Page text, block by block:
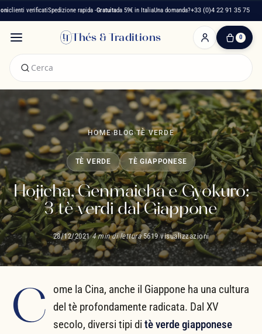
verificatiSpedizione rapida -Gratuitada 59€ in ItaliaUna domanda?+33 (0)4 22 91 35 75
Thés & Traditions 0
0
0,00 €
Il
Mio
Carrello
HOME›BLOG›TÈ VERDE
TÈ VERDE TÈ GIAPPONESE
Hojicha, Genmaicha e Gyokuro:
3 tè verdi dal Giappone
28/12/2021·4 min di lettura·5619 visualizzazioni
C
ome la Cina, anche il Giappone ha una cultura
del tè profondamente radicata. Dal XV
secolo, diversi tipi di tè verde giapponese